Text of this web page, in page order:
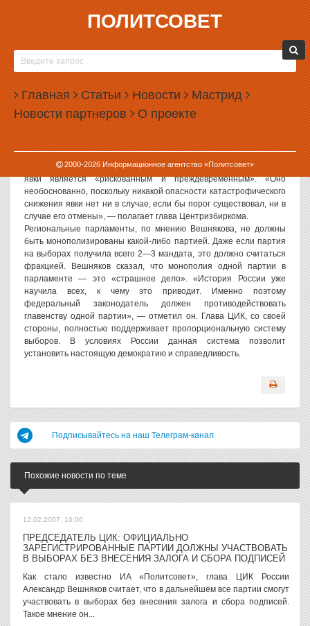
ПОЛИТСОВЕТ
Главная Статьи Новости Мастрид
Новости партнеров О проекте
2000-2026Информационное агентство «Политсовет»
30.11.2006, 09:28
ВЕШНЯКОВ ПРОТИВ АДМИНИСТРАТИВНОГО
РАЗГУЛА «ЕДИНОЙ РОССИИ»
Политсовет, 30.11.2006. Председатель Центральной
избирательной комиссии Александр Вешняков считает, что
последние изменения в избирательное законодательство,
проведенные партией «Единая Россия», дают возможность
разгуляться административному ресурсу.
По словам Вешнякова, решение депутатов об отмене порога
явки является «рискованным и преждевременным». «Оно
необоснованно, поскольку никакой опасности катастрофического
снижения явки нет ни в случае, если бы порог существовал, ни в
случае его отмены», — полагает глава Центризбиркома.
Региональные парламенты, по мнению Вешнякова, не должны
быть монополизированы какой-либо партией. Даже если партия
на выборах получила всего 2—3 мандата, это должно считаться
фракцией. Вешняков сказал, что монополия одной партии в
парламенте — это «страшное дело». «История России уже
научила всех, к чему это приводит. Именно поэтому
федеральный законодатель должен противодействовать
главенству одной партии», — отметил он. Глава ЦИК, со своей
стороны, полностью поддерживает пропорциональную систему
выборов. В условиях России данная система позволит
установить настоящую демократию и справедливость.
Подписывайтесь на наш Телеграм-канал
Похожие новости по теме
12.02.2007, 10:00
ПРЕДСЕДАТЕЛЬ ЦИК: ОФИЦИАЛЬНО
ЗАРЕГИСТРИРОВАННЫЕ ПАРТИИ ДОЛЖНЫ УЧАСТВОВАТЬ
В ВЫБОРАХ БЕЗ ВНЕСЕНИЯ ЗАЛОГА И СБОРА ПОДПИСЕЙ
Как стало известно ИА «Политсовет», глава ЦИК России
Александр Вешняков считает, что в дальнейшем все партии смогут
участвовать в выборах без внесения залога и сбора подписей.
Такое мнение он...